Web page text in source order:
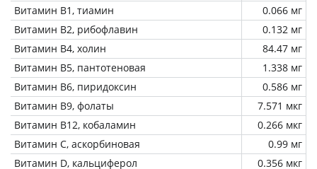
Витамин В1, тиамин
0.066 мг
Витамин В2, рибофлавин
0.132 мг
Витамин В4, холин
84.47 мг
Витамин В5, пантотеновая
1.338 мг
Витамин В6, пиридоксин
0.586 мг
Витамин В9, фолаты
7.571 мкг
Витамин В12, кобаламин
0.266 мкг
Витамин C, аскорбиновая
0.99 мг
Витамин D, кальциферол
0.356 мкг